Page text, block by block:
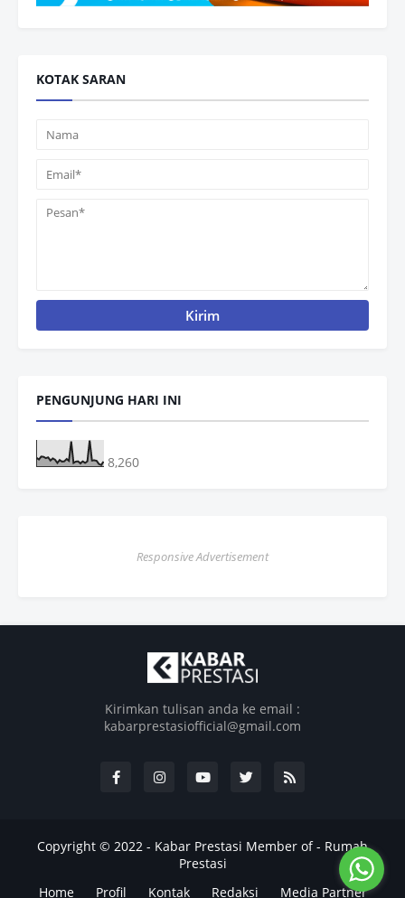
KOTAK SARAN
PENGUNJUNG HARI INI
8,260
Responsive Advertisement
Kirimkan tulisan anda ke email :
kabarprestasiofficial@gmail.com
Copyright © 2022 - Kabar Prestasi Member of - Rumah
Prestasi
Home
Profil Kontak Redaksi Media Partner